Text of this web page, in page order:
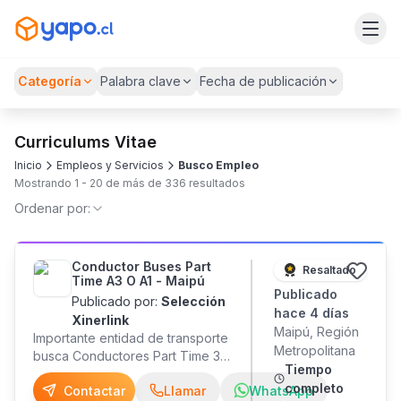
Categoría Palabra clave Fecha de publicación
Curriculums Vitae
Inicio Empleos y Servicios
Busco Empleo
Mostrando 1 - 20 de más de 336 resultados
Ordenar por:
Conductor Buses Part
Time A3 O A1 - Maipú
Publicado por: Selección
Xinerlink
Importante entidad de transporte
busca Conductores Part Time 30
hrs - Comuna de Maipú. En
Xinerlink promovemos la inclusión
Contactar Llamar WhatsApp
Resaltado
Publicado
hace 4 días
Maipú, Región
Metropolitana
Tiempo
completo